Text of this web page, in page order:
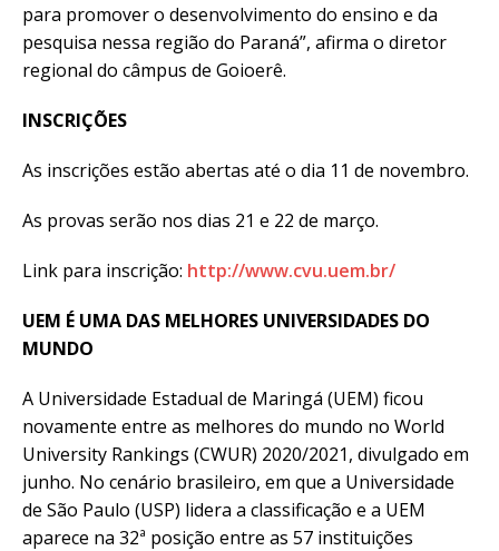
para promover o desenvolvimento do ensino e da
pesquisa nessa região do Paraná”, afirma o diretor
regional do câmpus de Goioerê.
INSCRIÇÕES
As inscrições estão abertas até o dia 11 de novembro.
As provas serão nos dias 21 e 22 de março.
Link para inscrição: http://www.cvu.uem.br/
UEM É UMA DAS MELHORES UNIVERSIDADES DO
MUNDO
A Universidade Estadual de Maringá (UEM) ficou
novamente entre as melhores do mundo no World
University Rankings (CWUR) 2020/2021, divulgado em
junho. No cenário brasileiro, em que a Universidade
de São Paulo (USP) lidera a classificação e a UEM
aparece na 32ª posição entre as 57 instituições